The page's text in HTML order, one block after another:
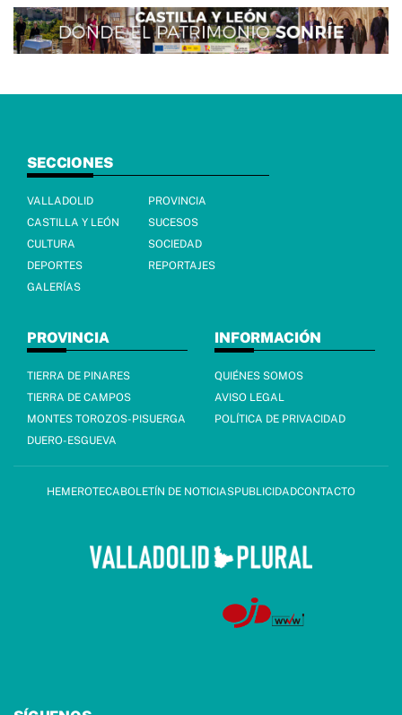
SECCIONES
VALLADOLID
PROVINCIA
CASTILLA Y LEÓN
SUCESOS
CULTURA
SOCIEDAD
DEPORTES
REPORTAJES
GALERÍAS
PROVINCIA
TIERRA DE PINARES
TIERRA DE CAMPOS
MONTES TOROZOS-PISUERGA
DUERO-ESGUEVA
INFORMACIÓN
QUIÉNES SOMOS
AVISO LEGAL
POLÍTICA DE PRIVACIDAD
HEMEROTECABOLETÍN DE NOTICIASPUBLICIDADCONTACTO